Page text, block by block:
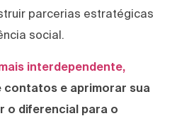
parcerias estratégicas
social.
interdependente,
e aprimorar sua
o diferencial para o